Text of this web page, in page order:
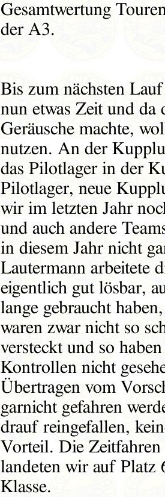
Gesamtwertung
der A3.
Bis zum nächsten
nun etwas Zeit und
Geräusche machte,
nutzen. An der
das Pilotlager in der
Pilotlager, neue
wir im letzten Jahr
und auch andere
in diesem Jahr nicht
Lautermann arbeitete
eigentlich gut lösbar,
lange gebraucht
waren zwar nicht so
versteckt und so
Kontrollen nicht
Übertragen vom
garnicht gefahren
drauf reingefallen,
Vorteil. Die
landeten wir auf Platz
Klasse.